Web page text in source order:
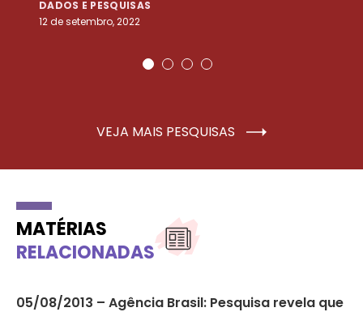
DADOS E PESQUISAS
12 de setembro, 2022
VEJA MAIS PESQUISAS
MATÉRIAS
RELACIONADAS
05/08/2013 – Agência Brasil: Pesquisa revela que